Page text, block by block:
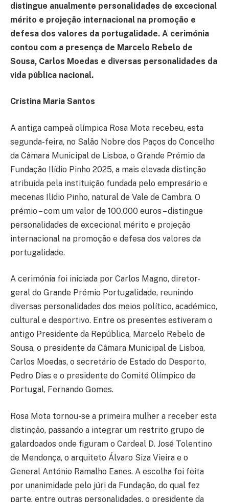
distingue anualmente personalidades de excecional
mérito e projeção internacional na promoção e
defesa dos valores da portugalidade. A cerimónia
contou com a presença de Marcelo Rebelo de
Sousa, Carlos Moedas e diversas personalidades da
vida pública nacional.
Cristina Maria Santos
A antiga campeã olímpica Rosa Mota recebeu, esta
segunda-feira, no Salão Nobre dos Paços do Concelho
da Câmara Municipal de Lisboa, o Grande Prémio da
Fundação Ilídio Pinho 2025, a mais elevada distinção
atribuída pela instituição fundada pelo empresário e
mecenas Ilídio Pinho, natural de Vale de Cambra. O
prémio – com um valor de 100.000 euros – distingue
personalidades de excecional mérito e projeção
internacional na promoção e defesa dos valores da
portugalidade.
A cerimónia foi iniciada por Carlos Magno, diretor-
geral do Grande Prémio Portugalidade, reunindo
diversas personalidades dos meios político, académico,
cultural e desportivo. Entre os presentes estiveram o
antigo Presidente da República, Marcelo Rebelo de
Sousa, o presidente da Câmara Municipal de Lisboa,
Carlos Moedas, o secretário de Estado do Desporto,
Pedro Dias e o presidente do Comité Olímpico de
Portugal, Fernando Gomes.
Rosa Mota tornou-se a primeira mulher a receber esta
distinção, passando a integrar um restrito grupo de
galardoados onde figuram o Cardeal D. José Tolentino
de Mendonça, o arquiteto Álvaro Siza Vieira e o
General António Ramalho Eanes. A escolha foi feita
por unanimidade pelo júri da Fundação, do qual fez
parte, entre outras personalidades, o presidente da